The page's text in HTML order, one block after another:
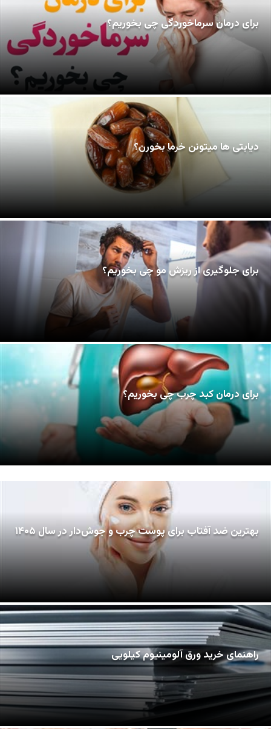
برای درمان سرماخوردگی چی بخوریم؟
دیابتی ها میتونن خرما بخورن؟
برای جلوگیری از ریزش مو چی بخوریم؟
برای درمان کبد چرب چی بخوریم؟
بهترین ضد آفتاب برای پوست چرب و جوش‌دار در سال ۱۴۰۵
راهنمای خرید ورق آلومینیوم کیلویی